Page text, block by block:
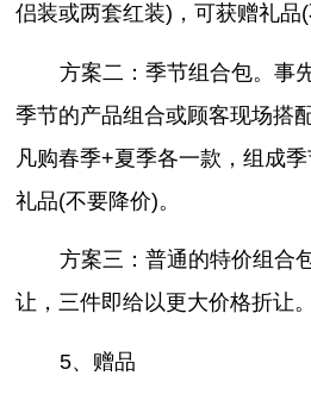
侣装或两套红装)，可获赠礼品(
方案二：季节组合包。事
季节的产品组合或顾客现场搭
凡购春季+夏季各一款，组成
礼品(不要降价)。
方案三：普通的特价组合
让，三件即给以更大价格折让。
5、赠品